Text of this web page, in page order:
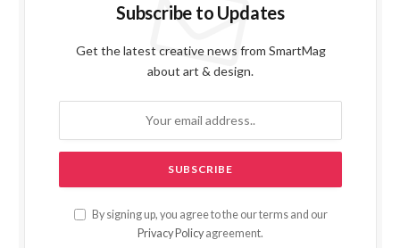
Subscribe to Updates
Get the latest creative news from SmartMag
about art & design.
By signing up, you agree to the our terms and our
Privacy Policy agreement.